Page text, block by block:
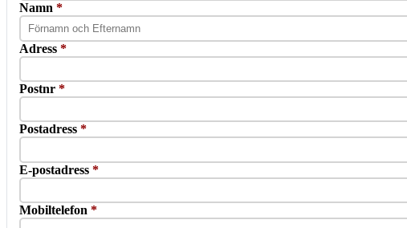
Namn *
Adress *
Postnr *
Postadress *
E-postadress *
Mobiltelefon *